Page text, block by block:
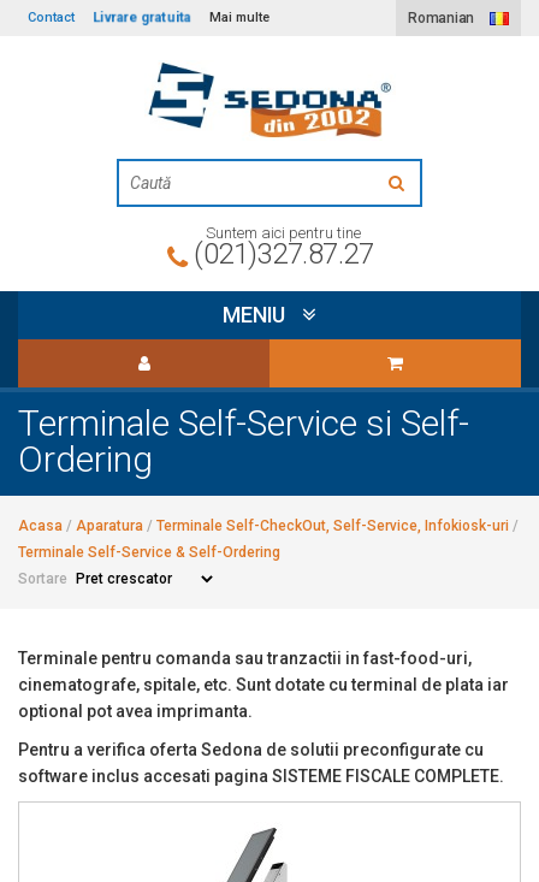
Contact Livrare gratuita Mai multe Romanian
Suntem aici pentru tine
(021)327.87.27
MENIU
Terminale Self-Service si Self-
Ordering
Acasa / Aparatura / Terminale Self-CheckOut, Self-Service, Infokiosk-uri /
Terminale Self-Service & Self-Ordering
Sortare
Terminale pentru comanda sau tranzactii in fast-food-uri,
cinematografe, spitale, etc. Sunt dotate cu terminal de plata iar
optional pot avea imprimanta.
Pentru a verifica oferta Sedona de solutii preconfigurate cu
software inclus accesati pagina SISTEME FISCALE COMPLETE.